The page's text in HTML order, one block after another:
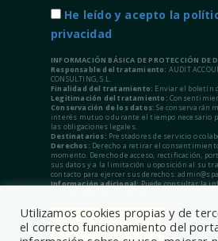
He leído y acepto la
privacidad
INFORMACIÓN BÁSICA DE PROTECCIÓN DE
Responsable del tratamiento: AUDIT
CONSULTING, S.L.
Finalidad del tratamiento: Enviar el boletín
Legitimación del tratamiento:
Conservación de los datos: Se conservarán
interés mutuo o durante el tiempo necesario
las obligaciones legales.
Destinatarios: Prestadores de servicio o
Derechos: Derecho a retirar el
momento. Derecho de acceso, rectificación,
sus datos y a la limitación u oposición al su
contacto para ejercer sus derechos:
Información adicional:Puede consultar la
Utilizamos cookies propias y de
el correcto funcionamiento del